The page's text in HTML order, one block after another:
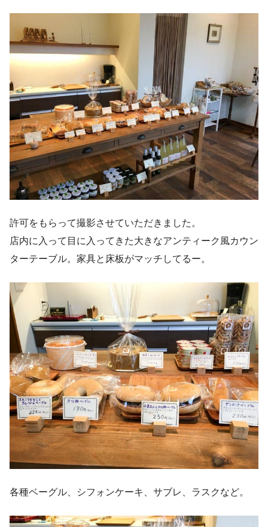
許可をもらって撮影させていただきました。
店内に入って目に入ってきた大きなアンティーク風カウン
ターテーブル。家具と床板がマッチしてるー。
各種ベーグル、シフォンケーキ、サブレ、ラスクなど。